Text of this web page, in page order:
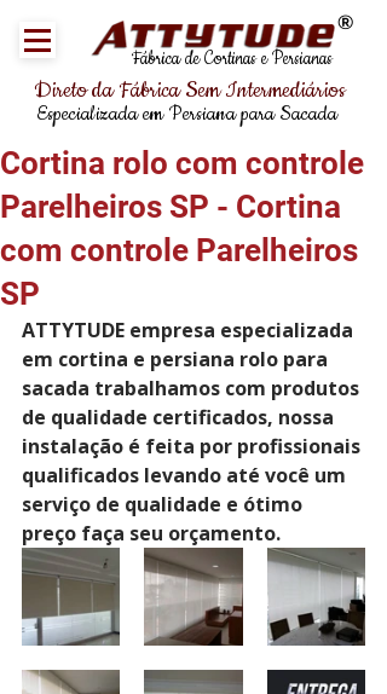
Fábrica de Cortinas e Persianas
®
Direto da Fábrica Sem Intermediários
Especializada em Persiana para Sacada
Cortina rolo com controle
Parelheiros SP - Cortina
com controle Parelheiros
SP
ATTYTUDE empresa especializada
em cortina e persiana rolo para
sacada trabalhamos com produtos
de qualidade certificados, nossa
instalação é feita por profissionais
qualificados levando até você um
serviço de qualidade e ótimo
preço faça seu orçamento.